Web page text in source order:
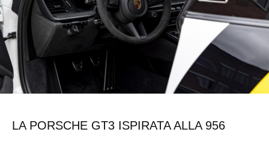
LA PORSCHE GT3 ISPIRATA ALLA 956